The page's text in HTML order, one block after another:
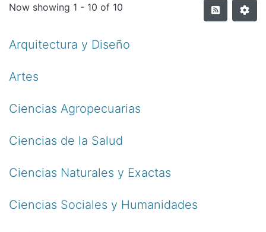
Now showing 1 - 10 of 10
Arquitectura y Diseño
Artes
Ciencias Agropecuarias
Ciencias de la Salud
Ciencias Naturales y Exactas
Ciencias Sociales y Humanidades